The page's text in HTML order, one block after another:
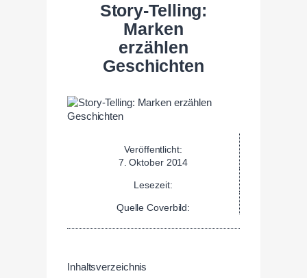
Story-Telling:
Marken
erzählen
Geschichten
Veröffentlicht:
7. Oktober 2014
Lesezeit:
Quelle Coverbild:
Inhaltsverzeichnis